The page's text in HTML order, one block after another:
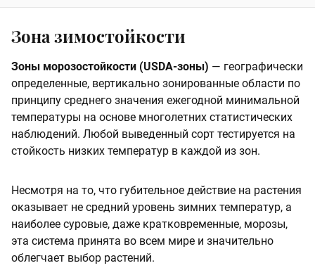
Зона зимостойкости
Зоны морозостойкости (USDA-зоны) — географически
определенные, вертикально зонированные области по
принципу среднего значения ежегодной минимальной
температуры на основе многолетних статистических
наблюдений. Любой выведенный сорт тестируется на
стойкость низких температур в каждой из зон.
Несмотря на то, что губительное действие на растения
оказывает не средний уровень зимних температур, а
наиболее суровые, даже кратковременные, морозы,
эта система принята во всем мире и значительно
облегчает выбор растений.